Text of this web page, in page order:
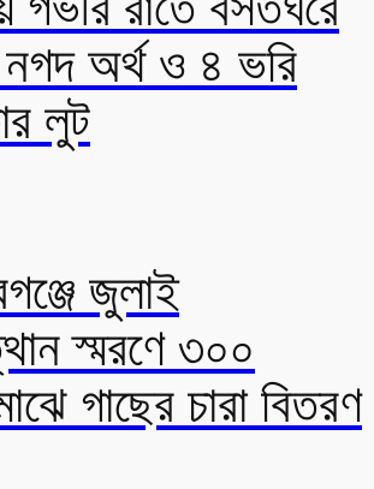
নগদ অর্থ ও ৪ ভরি
লুট
জুলাই
স্মরণে ৩০০
মাঝে গাছের চারা বিতরণ